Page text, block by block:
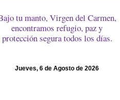
tu manto, Virgen del Carmen,
encontramos refugio, paz y
protección segura todos los días.
Jueves, 6 de Agosto de 2026